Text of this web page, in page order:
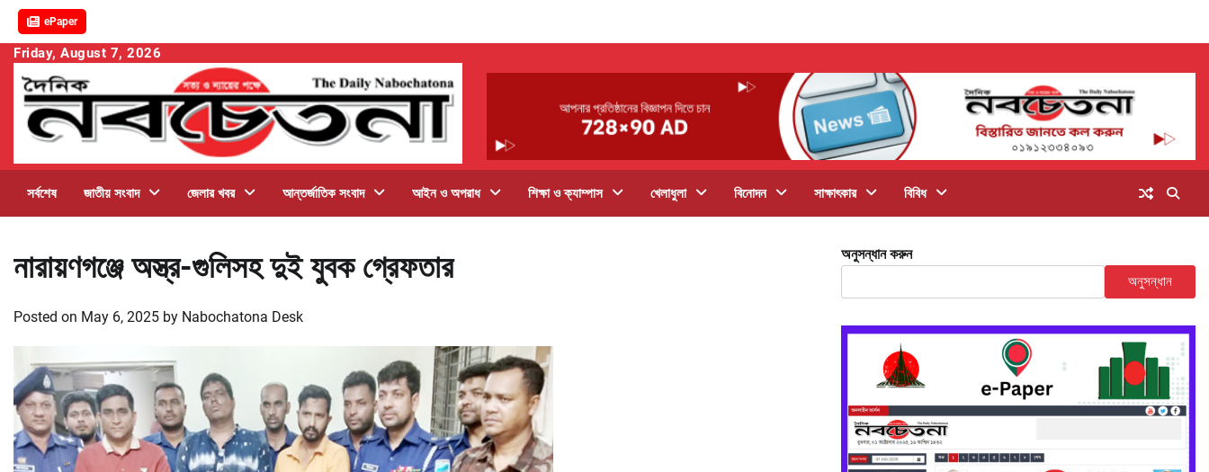
ePaper
Skip
content
Friday, August 7, 2026
সর্বশেষ জাতীয় সংবাদ জেলার খবর আন্তর্জাতিক সংবাদ আইন ও অপরাধ শিক্ষা ও ক্যাম্পাস খেলাধুলা বিনোদন সাক্ষাৎকার বিবিধ
নারায়ণগঞ্জে অস্ত্র-গুলিসহ দুই যুবক গ্রেফতার
Posted on May 6, 2025 by Nabochatona Desk
অনুসন্ধান করুন
অনুসন্ধান